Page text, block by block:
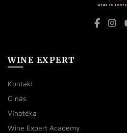
WINE EXPERT
Kontakt
O nás
Vínotéka
Wine Expert Academy